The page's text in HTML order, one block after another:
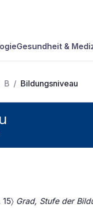
Gesundheit &
B / Bildungsniveau
Grad, Stufe der